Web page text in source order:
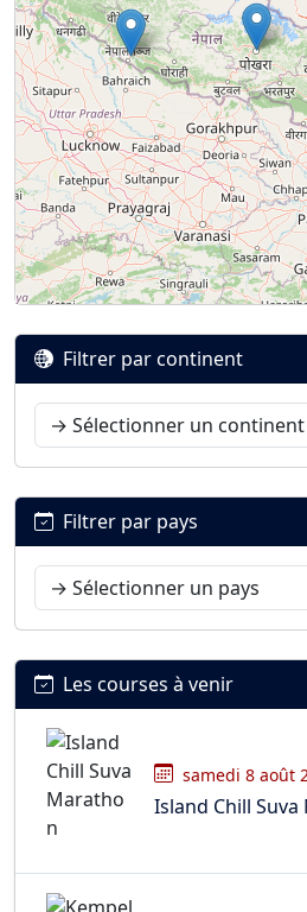
Filtrer par continent
Filtrer par pays
Les courses à venir
samedi 8 août
Island Chill